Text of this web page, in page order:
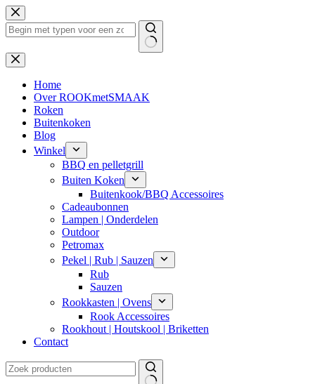
Ga
naar
de
Geen
resultaten
Home
Over ROOKmetSMAAK
Roken
Buitenkoken
Blog
Winkel
BBQ en pelletgrill
Buiten Koken
Buitenkook/BBQ Accessoires
Cadeaubonnen
Lampen | Onderdelen
Outdoor
Petromax
Pekel | Rub | Sauzen
Rub
Sauzen
Rookkasten | Ovens
Rook Accessoires
Rookhout | Houtskool | Briketten
Contact